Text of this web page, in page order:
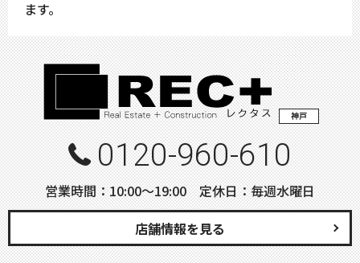
ます。
神戸
0120-960-610
営業時間：10:00〜19:00 定休日：毎週水曜日
店舗情報を見る